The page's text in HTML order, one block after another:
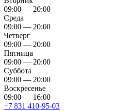
09:00 — 20:00
Среда
09:00 — 20:00
Четверг
09:00 — 20:00
Пятница
09:00 — 20:00
Суббота
09:00 — 20:00
Воскресенье
09:00 — 16:00
+7 831 410-95-03